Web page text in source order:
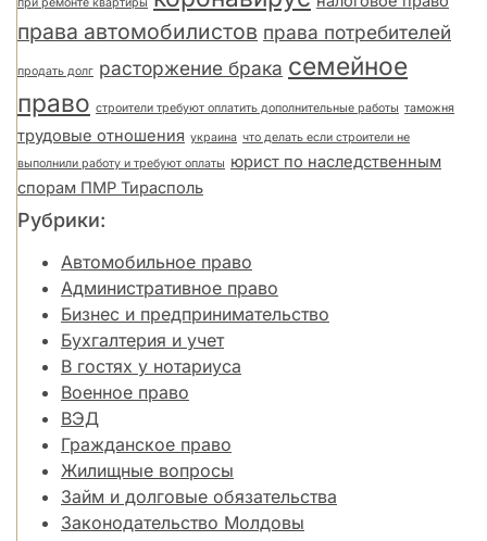
при ремонте квартиры
права автомобилистов права потребителей
продать долг расторжение брака семейное
право строители требуют оплатить дополнительные работы таможня
трудовые отношения украина что делать если строители не
выполнили работу и требуют оплаты юрист по наследственным
спорам ПМР Тирасполь
Рубрики:
Автомобильное право
Административное право
Бизнес и предпринимательство
Бухгалтерия и учет
В гостях у нотариуса
Военное право
ВЭД
Гражданское право
Жилищные вопросы
Займ и долговые обязательства
Законодательство Молдовы